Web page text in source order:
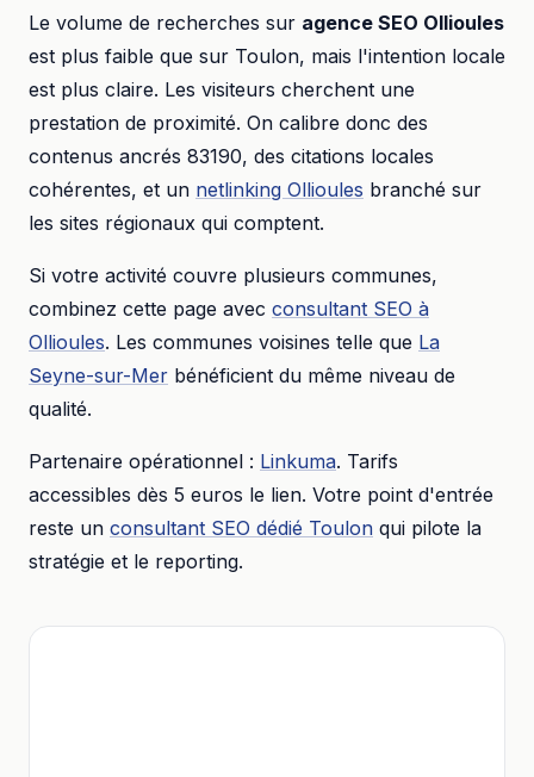
Le volume de recherches sur agence SEO Ollioules
est plus faible que sur Toulon, mais l'intention locale
est plus claire. Les visiteurs cherchent une
prestation de proximité. On calibre donc des
contenus ancrés 83190, des citations locales
cohérentes, et un netlinking Ollioules branché sur
les sites régionaux qui comptent.
Si votre activité couvre plusieurs communes,
combinez cette page avec consultant SEO à
Ollioules. Les communes voisines telle que La
Seyne-sur-Mer bénéficient du même niveau de
qualité.
Partenaire opérationnel : Linkuma. Tarifs
accessibles dès 5 euros le lien. Votre point d'entrée
reste un consultant SEO dédié Toulon qui pilote la
stratégie et le reporting.